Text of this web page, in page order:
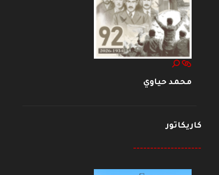
محمد حياوي
كاريكاتور
--------------------